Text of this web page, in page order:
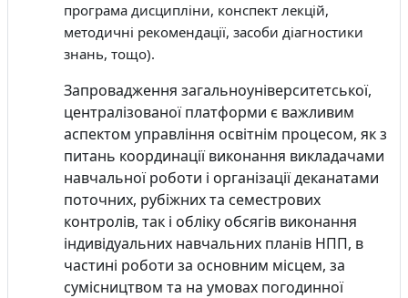
програма дисципліни, конспект лекцій,
методичні рекомендації, засоби діагностики
знань, тощо).
Запровадження загальноуніверситетської,
централізованої платформи є важливим
аспектом управління освітнім процесом, як з
питань координації виконання викладачами
навчальної роботи і організації деканатами
поточних, рубіжних та семестрових
контролів, так і обліку обсягів виконання
індивідуальних навчальних планів НПП, в
частині роботи за основним місцем, за
сумісництвом та на умовах погодинної